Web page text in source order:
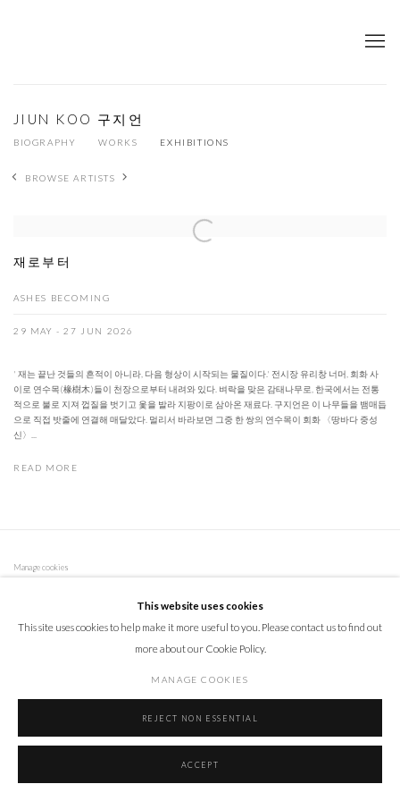
JIUN KOO 구지언
BIOGRAPHY WORKS EXHIBITIONS
BROWSE ARTISTS
재로부터
ASHES BECOMING
29 MAY - 27 JUN 2026
' 재는 끝난 것들의 흔적이 아니라, 다음 형상이 시작되는 물질이다.' 전시장 유리창 너머, 회화 사
이로 연수목(椽樹木)들이 천장으로부터 내려와 있다. 벼락을 맞은 감태나무로, 한국에서는 전통
적으로 불로 지져 껍질을 벗기고 옻을 발라 지팡이로 삼아온 재료다. 구지언은 이 나무들을 뱀매듭
으로 직접 밧줄에 연결해 매달았다. 멀리서 바라보면 그중 한 쌍의 연수목이 회화 〈땅바다 중성
신〉...
READ MORE
Manage cookies
This website uses cookies
This site uses cookies to help make it more useful to you. Please contact us to find out
more about our Cookie Policy.
MANAGE COOKIES
REJECT NON ESSENTIAL
ACCEPT